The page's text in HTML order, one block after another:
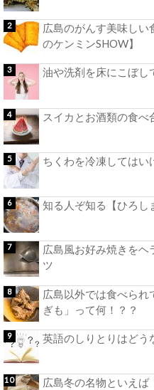
広島のがんす美味しい
のケンミンSHOW】
油や洗剤を床にこぼし
スイカとお酒類の食べ
ちくわを冷凍してはい
知る人ぞ知る【ひろし
広島風お好み焼きをヘ
ツ
広島以外では食べら
ぎも」って何！？？
英語のしりとりはどう
広島冬の名物といえば